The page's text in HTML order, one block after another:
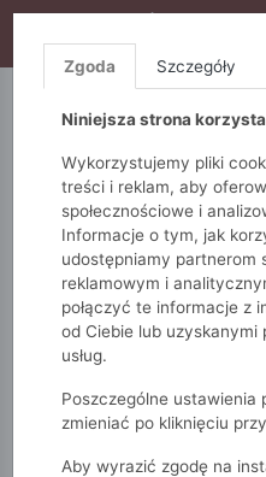
S10), DODATKOWE
5.10.15.
Monnari Zobacz wszystko
Pikowana kurtka
Zgoda Szczegóły
Niniejsza strona
Wykorzystujemy pliki
treści i reklam, aby
społecznościowe i
Informacje o tym, jak
udostępniamy partnerom
reklamowym i
połączyć te informacje z
od Ciebie lub uzyskanymi
usług.
Poszczególne ustawienia
zmieniać po kliknięciu
Aby wyrazić zgodę na